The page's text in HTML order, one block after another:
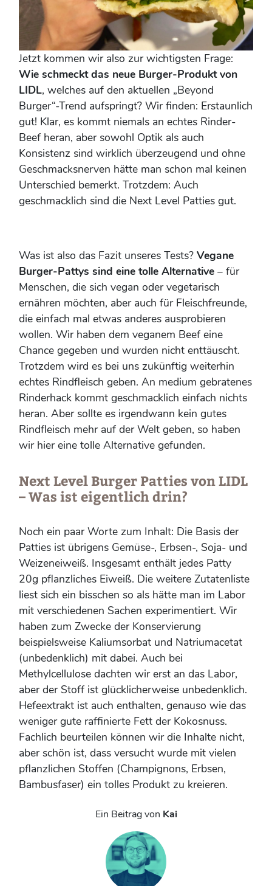
Jetzt kommen wir also zur wichtigsten Frage:
Wie schmeckt das neue Burger-Produkt von
LIDL, welches auf den aktuellen „Beyond
Burger“-Trend aufspringt? Wir finden: Erstaunlich
gut! Klar, es kommt niemals an echtes Rinder-
Beef heran, aber sowohl Optik als auch
Konsistenz sind wirklich überzeugend und ohne
Geschmacksnerven hätte man schon mal keinen
Unterschied bemerkt. Trotzdem: Auch
geschmacklich sind die Next Level Patties gut.
Was ist also das Fazit unseres Tests? Vegane
Burger-Pattys sind eine tolle Alternative – für
Menschen, die sich vegan oder vegetarisch
ernähren möchten, aber auch für Fleischfreunde,
die einfach mal etwas anderes ausprobieren
wollen. Wir haben dem veganem Beef eine
Chance gegeben und wurden nicht enttäuscht.
Trotzdem wird es bei uns zukünftig weiterhin
echtes Rindfleisch geben. An medium gebratenes
Rinderhack kommt geschmacklich einfach nichts
heran. Aber sollte es irgendwann kein gutes
Rindfleisch mehr auf der Welt geben, so haben
wir hier eine tolle Alternative gefunden.
Next Level Burger Patties von LIDL
– Was ist eigentlich drin?
Noch ein paar Worte zum Inhalt: Die Basis der
Patties ist übrigens Gemüse-, Erbsen-, Soja- und
Weizeneiweiß. Insgesamt enthält jedes Patty
20g pflanzliches Eiweiß. Die weitere Zutatenliste
liest sich ein bisschen so als hätte man im Labor
mit verschiedenen Sachen experimentiert. Wir
haben zum Zwecke der Konservierung
beispielsweise Kaliumsorbat und Natriumacetat
(unbedenklich) mit dabei. Auch bei
Methylcellulose dachten wir erst an das Labor,
aber der Stoff ist glücklicherweise unbedenklich.
Hefeextrakt ist auch enthalten, genauso wie das
weniger gute raffinierte Fett der Kokosnuss.
Fachlich beurteilen können wir die Inhalte nicht,
aber schön ist, dass versucht wurde mit vielen
pflanzlichen Stoffen (Champignons, Erbsen,
Bambusfaser) ein tolles Produkt zu kreieren.
Ein Beitrag von Kai